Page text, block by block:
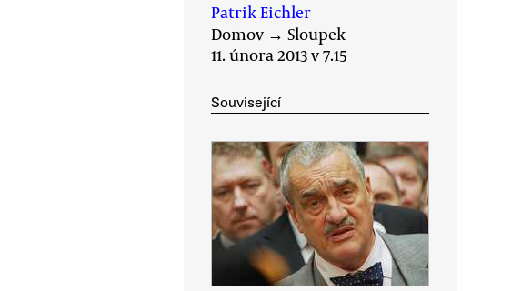
Patrik Eichler
Domov → Sloupek
11. února 2013 v 7.15
Související